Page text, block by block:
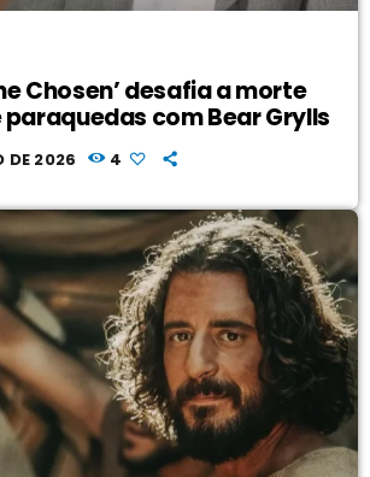
Chosen’ desafia a morte
com Bear Grylls
DE 2026 4